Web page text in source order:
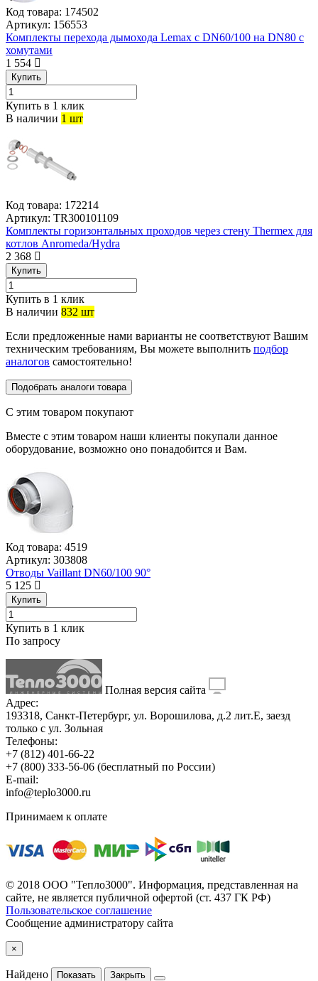
Код товара: 174502
Артикул: 156553
Комплекты перехода дымохода Lemax с DN60/100 на DN80 с
хомутами
1 554
Купить
Купить в 1 клик
В наличии 1 шт
Код товара: 172214
Артикул: TR300101109
Комплекты горизонтальных проходов через стену Thermex для
котлов Anromeda/Hydra
2 368
Купить
Купить в 1 клик
В наличии 832 шт
Если предложенные нами варианты не соответствуют Вашим
техническим требованиям, Вы можете выполнить подбор
аналогов самостоятельно!
Подобрать аналоги товара
С этим товаром покупают
Вместе с этим товаром наши клиенты покупали данное
оборудование, возможно оно понадобится и Вам.
Код товара: 4519
Артикул: 303808
Отводы Vaillant DN60/100 90°
5 125
Купить
Купить в 1 клик
По запросу
Полная версия сайта
Адрес:
193318, Санкт-Петербург, ул. Ворошилова, д.2 лит.Е, заезд
только с ул. Зольная
Телефоны:
+7 (812) 401-66-22
+7 (800) 333-56-06 (бесплатный по России)
E-mail:
info@teplo3000.ru
Принимаем к оплате
© 2018 ООО "Тепло3000". Информация, представленная на
сайте, не является публичной офертой (ст. 437 ГК РФ)
Пользовательское соглашение
Сообщение администратору сайта
×
Найдено Показать Закрыть